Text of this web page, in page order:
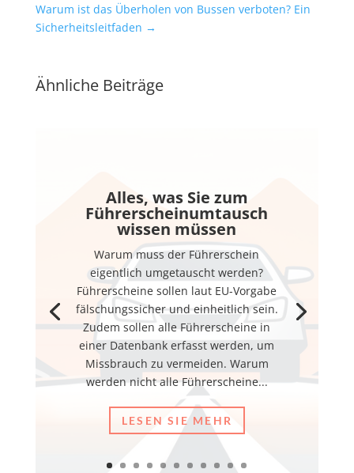
Warum ist das Überholen von Bussen verboten? Ein
Sicherheitsleitfaden →
Ähnliche Beiträge
Alles, was Sie zum
Führerscheinumtausch
wissen müssen
Warum muss der Führerschein
eigentlich umgetauscht werden?
Führerscheine sollen laut EU-Vorgabe
fälschungssicher und einheitlich sein.
Zudem sollen alle Führerscheine in
einer Datenbank erfasst werden, um
Missbrauch zu vermeiden. Warum
werden nicht alle Führerscheine...
LESEN SIE MEHR